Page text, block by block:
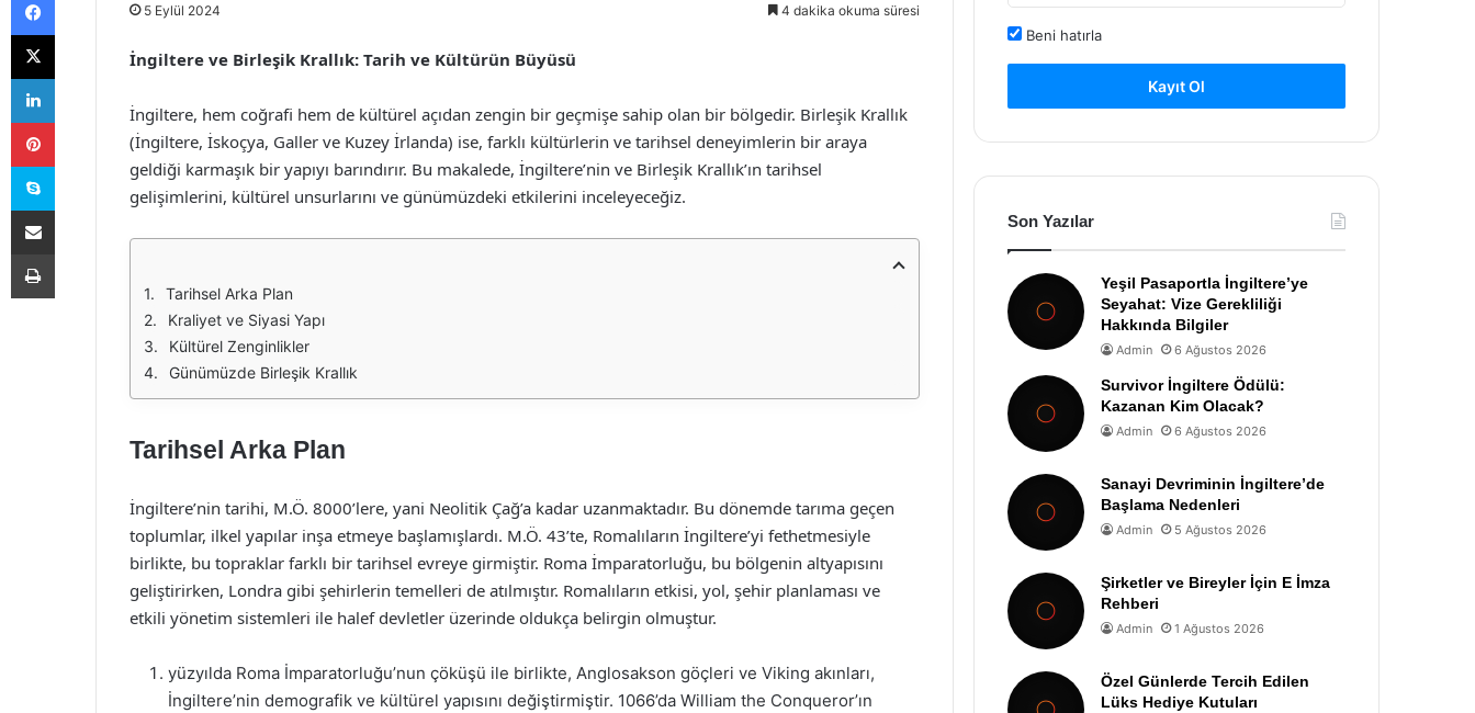
5 Eylül 2024 4 dakika okuma süresi
İngiltere ve Birleşik Krallık: Tarih ve Kültürün Büyüsü
İngiltere, hem coğrafi hem de kültürel açıdan zengin bir geçmişe sahip olan bir bölgedir. Birleşik Krallık
(İngiltere, İskoçya, Galler ve Kuzey İrlanda) ise, farklı kültürlerin ve tarihsel deneyimlerin bir araya
geldiği karmaşık bir yapıyı barındırır. Bu makalede, İngiltere’nin ve Birleşik Krallık’ın tarihsel
gelişimlerini, kültürel unsurlarını ve günümüzdeki etkilerini inceleyeceğiz.
Tarihsel Arka Plan
Kraliyet ve Siyasi Yapı
Kültürel Zenginlikler
Günümüzde Birleşik Krallık
Tarihsel Arka Plan
İngiltere’nin tarihi, M.Ö. 8000’lere, yani Neolitik Çağ’a kadar uzanmaktadır. Bu dönemde tarıma geçen
toplumlar, ilkel yapılar inşa etmeye başlamışlardı. M.Ö. 43’te, Romalıların İngiltere’yi fethetmesiyle
birlikte, bu topraklar farklı bir tarihsel evreye girmiştir. Roma İmparatorluğu, bu bölgenin altyapısını
geliştirirken, Londra gibi şehirlerin temelleri de atılmıştır. Romalıların etkisi, yol, şehir planlaması ve
etkili yönetim sistemleri ile halef devletler üzerinde oldukça belirgin olmuştur.
yüzyılda Roma İmparatorluğu’nun çöküşü ile birlikte, Anglosakson göçleri ve Viking akınları,
İngiltere’nin demografik ve kültürel yapısını değiştirmiştir. 1066’da William the Conqueror’ın
Beni hatırla
Kayıt Ol
Son Yazılar
Yeşil Pasaportla İngiltere’ye
Seyahat: Vize Gerekliliği
Hakkında Bilgiler
Admin 6 Ağustos 2026
Survivor İngiltere Ödülü:
Kazanan Kim Olacak?
Admin 6 Ağustos 2026
Sanayi Devriminin İngiltere’de
Başlama Nedenleri
Admin 5 Ağustos 2026
Şirketler ve Bireyler İçin E İmza
Rehberi
Admin 1 Ağustos 2026
Özel Günlerde Tercih Edilen
Lüks Hediye Kutuları
X
LinkedIn
Pinterest
Skype
E-Posta ile paylaş